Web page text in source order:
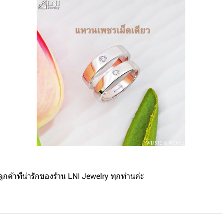
ค้าที่น่ารักของร้าน LNI Jewelry ทุกท่านค่ะ